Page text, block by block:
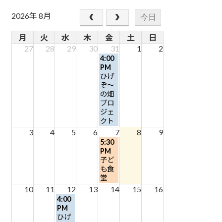
2026年 8月 今日
月 火 水 木 金 土
日
27
28 29 30 31 1 2
金
曜
日,
7
月
31st
2026
4:00
PM
ひげ
ぞ～
の畑
プロ
ジェ
クト
3 4 5 6 7 8 9
金
曜
日,
8
月
7th
2026
5:30
PM
子ど
も食
堂
10 11 12 13 14 15 16
水
曜
日,
4:00
PM
ひげ